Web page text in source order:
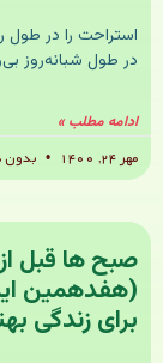
استراحت را در طول
در طول شبانه‌روز
ادامه مطلب »
مهر ۲۴, ۱۴۰۰
بدون
صبح ها قبل
(هفدهمین
برای زندگی